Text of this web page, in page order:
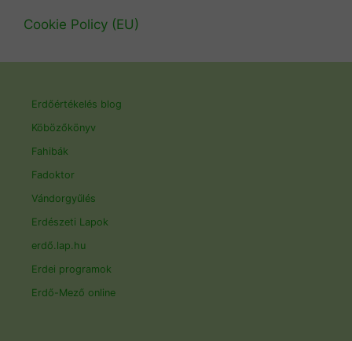
Cookie Policy (EU)
Erdőértékelés blog
Köbözőkönyv
Fahibák
Fadoktor
Vándorgyűlés
Erdészeti Lapok
erdő.lap.hu
Erdei programok
Erdő-Mező online